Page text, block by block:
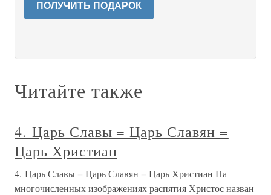
ПОЛУЧИТЬ ПОДАРОК
Читайте также
4. Царь Славы = Царь Славян =
Царь Христиан
4. Царь Славы = Царь Славян = Царь Христиан На
многочисленных изображениях распятия Христос назван